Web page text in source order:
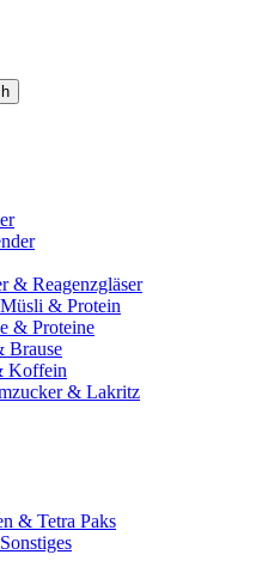
& Reagenzgläser
& Protein
& Proteine
Brause
Koffein
& Lakritz
& Tetra Paks